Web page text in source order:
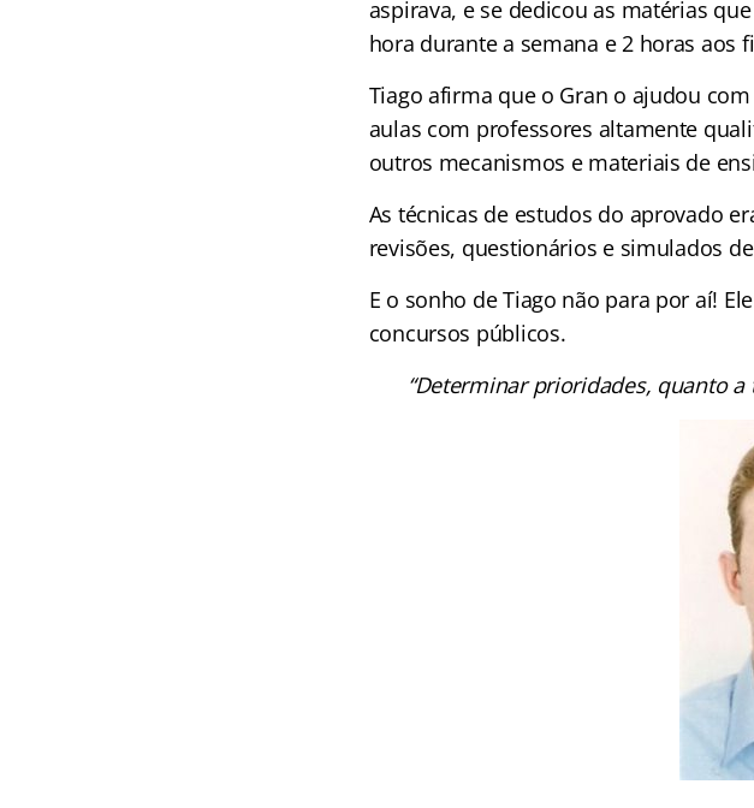
aspirava, e se dedicou as matérias
hora durante a semana e 2 horas aos
Tiago afirma que o Gran o ajudou
aulas com professores altamente
outros mecanismos e materiais de
As técnicas de estudos do aprovado
revisões, questionários e simulados
E o sonho de Tiago não para por aí!
concursos públicos.
“Determinar prioridades, quanto